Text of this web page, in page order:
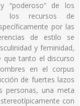
“poderoso” de los
los recursos de
por las
de estilo se
y feminidad,
que tanto el discurso
en el corpus
de fuertes lazos
personas, una meta
con